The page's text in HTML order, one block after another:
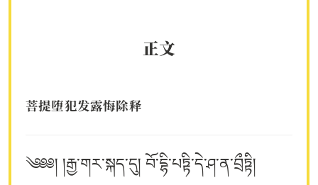
正文
菩提堕犯发露悔除释
༄༅༅། །རྒྱ་གར་སྐད་དུ། བོ་དྷི་པཏྟི་དེ་ཤ་ན་བྲྀཏྟི།